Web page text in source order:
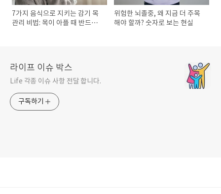
7가지 음식으로 지키는 감기 목
관리 비법: 목이 아플 때 반드시
위험한 뇌졸중, 왜 지금 더 주목
해야 할까? 숫자로 보는 현실
라이프 이슈 박스
Life 각종 이슈 사항 전달 합니다.
구독하기